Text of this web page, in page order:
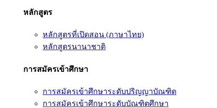
หลักสูตร
หลักสูตรที่เปิดสอน (ภาษาไทย)
หลักสูตรนานาชาติ
การสมัครเข้าศึกษา
การสมัครเข้าศึกษาระดับปริญญาบัณฑิต
การสมัครเข้าศึกษาระดับบัณฑิตศึกษา